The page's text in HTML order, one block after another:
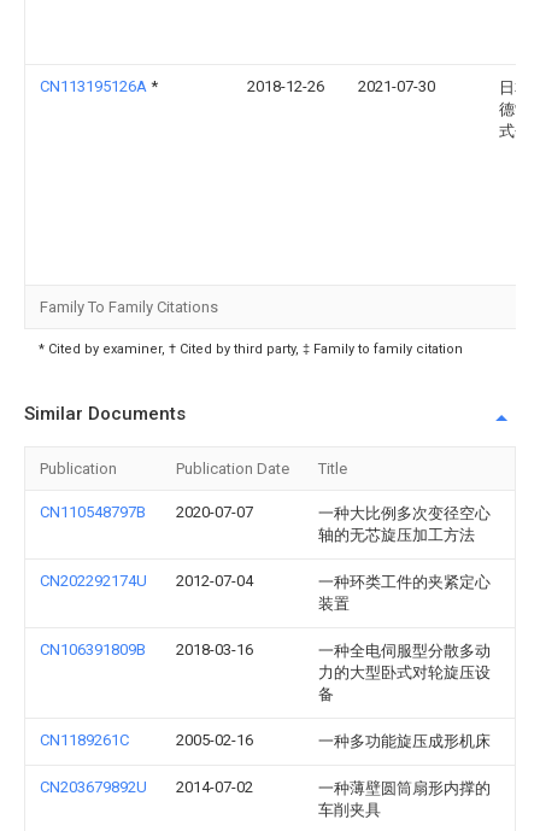
CN113195126A * 2018-12-26 2021-07-30
日本
德制
式会
Family To Family Citations
* Cited by examiner, † Cited by third party, ‡ Family to family citation
Similar Documents
Publication Publication Date Title
CN110548797B 2020-07-07
一种大比例多次变径空心
轴的无芯旋压加工方法
CN202292174U 2012-07-04
一种环类工件的夹紧定心
装置
CN106391809B 2018-03-16
一种全电伺服型分散多动
力的大型卧式对轮旋压设
备
CN1189261C 2005-02-16 一种多功能旋压成形机床
CN203679892U 2014-07-02
一种薄壁圆筒扇形内撑的
车削夹具